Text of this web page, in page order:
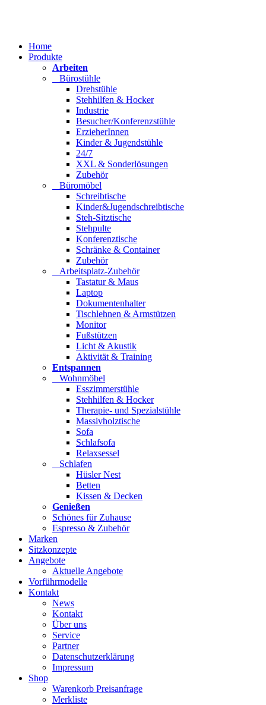
Home
Produkte
Arbeiten
Bürostühle
Drehstühle
Stehhilfen & Hocker
Industrie
Besucher/Konferenzstühle
ErzieherInnen
Kinder & Jugendstühle
24/7
XXL & Sonderlösungen
Zubehör
Büromöbel
Schreibtische
Kinder&Jugendschreibtische
Steh-Sitztische
Stehpulte
Konferenztische
Schränke & Container
Zubehör
Arbeitsplatz-Zubehör
Tastatur & Maus
Laptop
Dokumentenhalter
Tischlehnen & Armstützen
Monitor
Fußstützen
Licht & Akustik
Aktivität & Training
Entspannen
Wohnmöbel
Esszimmerstühle
Stehhilfen & Hocker
Therapie- und Spezialstühle
Massivholztische
Sofa
Schlafsofa
Relaxsessel
Schlafen
Hüsler Nest
Betten
Kissen & Decken
Genießen
Schönes für Zuhause
Espresso & Zubehör
Marken
Sitzkonzepte
Angebote
Aktuelle Angebote
Vorführmodelle
Kontakt
News
Kontakt
Über uns
Service
Partner
Datenschutzerklärung
Impressum
Shop
Warenkorb Preisanfrage
Merkliste